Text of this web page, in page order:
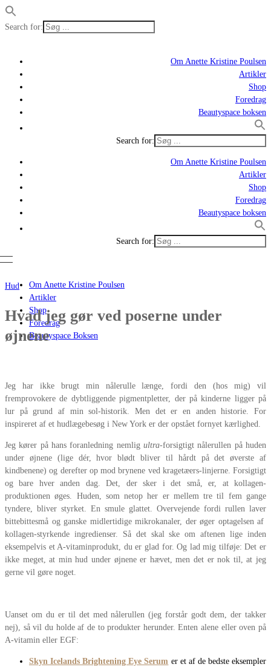
Search for:
Om Anette Kristine Poulsen
Artikler
Shop
Foredrag
Beautyspace boksen
Search for:
Om Anette Kristine Poulsen
Artikler
Shop
Foredrag
Beautyspace boksen
Search for:
Om Anette Kristine Poulsen
Artikler
Shop
Foredrag
Beautyspace Boksen
Hud
Hvad jeg gør ved poserne under
øjnene
Jeg har ikke brugt min nålerulle længe, fordi den (hos mig) vil
fremprovokere de dybtliggende pigmentpletter, der på kinderne ligger på
lur på grund af min sol-historik. Men det er en anden historie. For
inspireret af et hudlægebesøg i New York er der opstået fornyet kærlighed.
Jeg kører på hans foranledning nemlig ultra-forsigtigt nålerullen på huden
under øjnene (lige dér, hvor blødt bliver til hårdt på det øverste af
kindbenene) og derefter op mod brynene ved kragetæers-linjerne. Forsigtigt
og bare hver anden dag. Det, der sker i det små, er, at kollagen-
produktionen øges. Huden, som netop her er mellem tre til fem gange
tyndere, bliver styrket. En smule glattet. Overvejende fordi rullen laver
bittebittesmå og ganske midlertidige mikrokanaler, der øger optagelsen af
kollagen-styrkende ingredienser. Så det skal ske om aftenen lige inden
eksempelvis et A-vitaminprodukt, du er glad for. Og lad mig tilføje: Det er
ikke meget, at min hud under øjnene er hævet, men det er nok til, at jeg
gerne vil gøre noget.
Uanset om du er til det med nålerullen (jeg forstår godt dem, der takker
nej), så vil du holde af de to produkter herunder. Enten alene eller oven på
A-vitamin eller EGF:
Skyn Icelands Brightening Eye Serum er et af de bedste eksempler